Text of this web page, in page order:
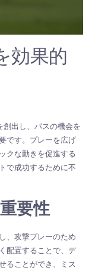
効果的
出し、パスの機会を
です。プレーを広げ
クな動きを促進する
で成功するために不
要性
、攻撃プレーのため
配置することで、デ
ることができ、ミス